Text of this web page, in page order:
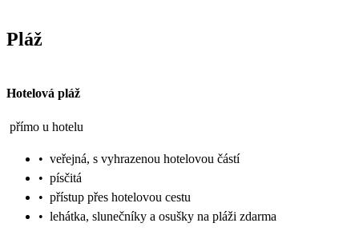
Pláž
Hotelová pláž
přímo u hotelu
• veřejná, s vyhrazenou hotelovou částí
• písčitá
• přístup přes hotelovou cestu
• lehátka, slunečníky a osušky na pláži zdarma